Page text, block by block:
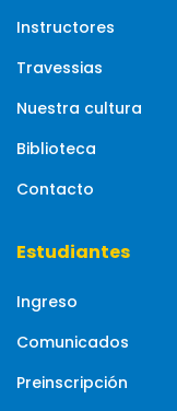
Instructores
Travessias
Nuestra cultura
Biblioteca
Contacto
Estudiantes
Ingreso
Comunicados
Preinscripción